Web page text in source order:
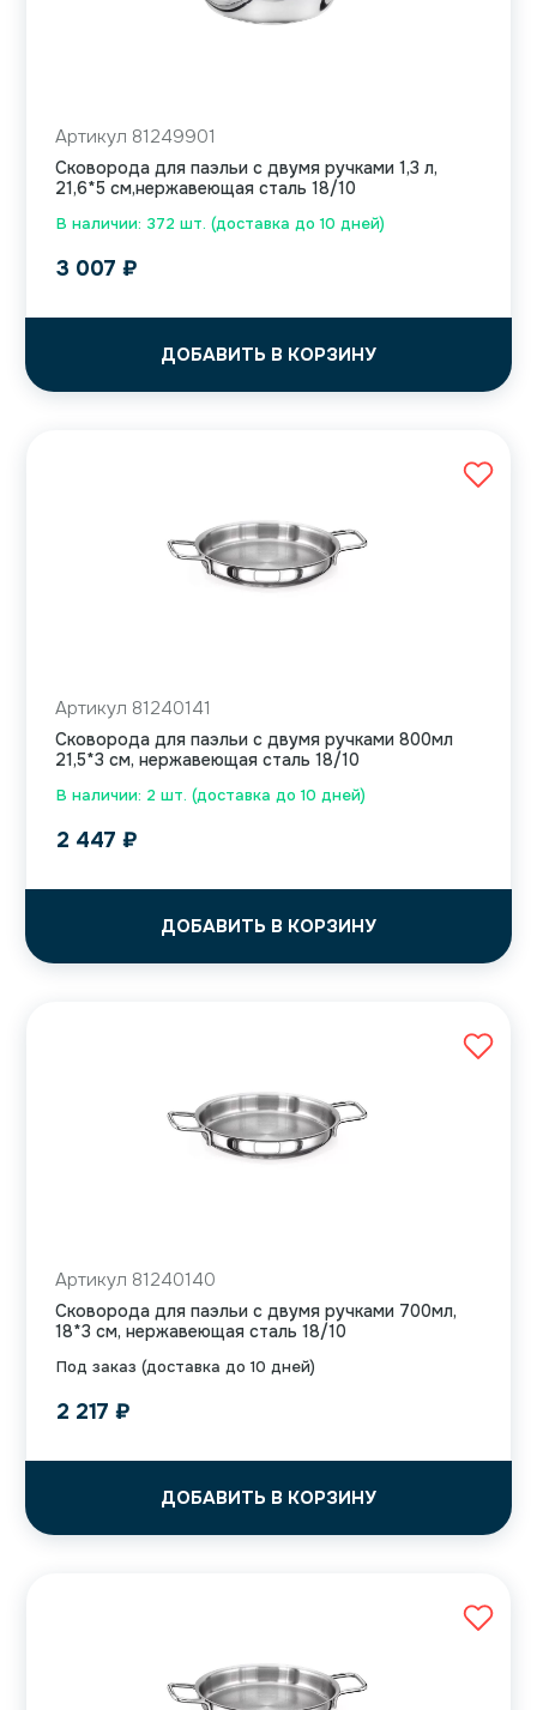
В наличии: 372 шт. (доставка до 10 дней)
Артикул 81249901
Сковорода для паэльи с двумя ручками 1,3 л,
21,6*5 см,нержавеющая сталь 18/10
3 007 ₽
ДОБАВИТЬ В КОРЗИНУ
В наличии: 2 шт. (доставка до 10 дней)
Артикул 81240141
Сковорода для паэльи с двумя ручками 800мл
21,5*3 см, нержавеющая сталь 18/10
2 447 ₽
ДОБАВИТЬ В КОРЗИНУ
Под заказ (доставка до 10 дней)
Артикул 81240140
Сковорода для паэльи с двумя ручками 700мл,
18*3 см, нержавеющая сталь 18/10
2 217 ₽
ДОБАВИТЬ В КОРЗИНУ